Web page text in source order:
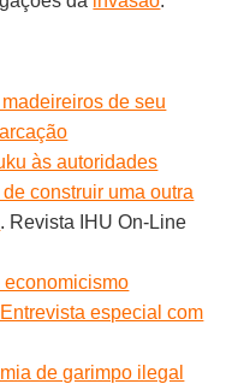
de seu
às autoridades
construir uma outra
. Revista IHU On-Line
economicismo
especial com
de garimpo ilegal